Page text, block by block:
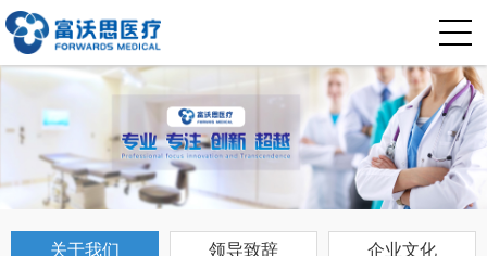
关于我们 领导致辞 企业文化